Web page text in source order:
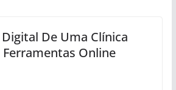
De Uma Clínica
Ferramentas Online